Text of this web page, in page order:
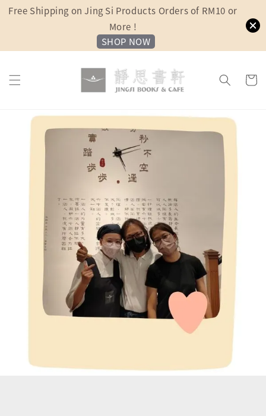
Free Shipping on Jing Si Products Orders of RM10 or
More !
SHOP NOW